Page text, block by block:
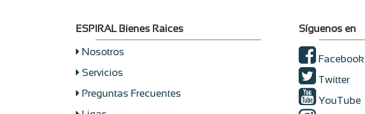
ESPIRAL Bienes Raices
Nosotros
Servicios
Preguntas Frecuentes
Síguenos en
Facebook
Twitter
YouTube